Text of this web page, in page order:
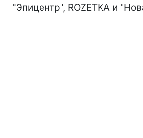
"Эпицентр", ROZETKA и